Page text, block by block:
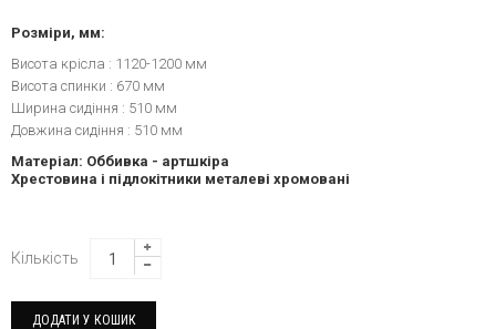
Розміри, мм:
Висота крісла : 1120-1200 мм
Висота спинки : 670 мм
Ширина сидіння : 510 мм
Довжина сидіння : 510 мм
Матеріал: Оббивка - артшкіра
Хрестовина і підлокітники металеві хромовані
Кількість